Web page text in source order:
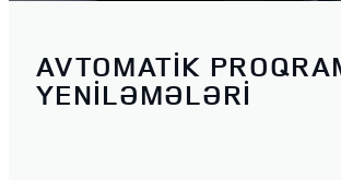
AVTOMATİK
YENİLƏMƏLƏRİ